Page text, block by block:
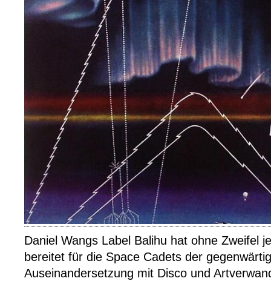
Daniel Wangs Label Balihu hat ohne Zweifel
bereitet für die Space Cadets der
Auseinandersetzung mit Disco und